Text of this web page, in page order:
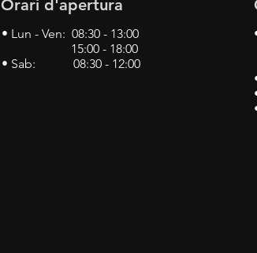
Orari d'apertura
• Lun - Ven: 08:30 - 13:00
15:00 - 18:00
• Sab: 08:30 - 12:00